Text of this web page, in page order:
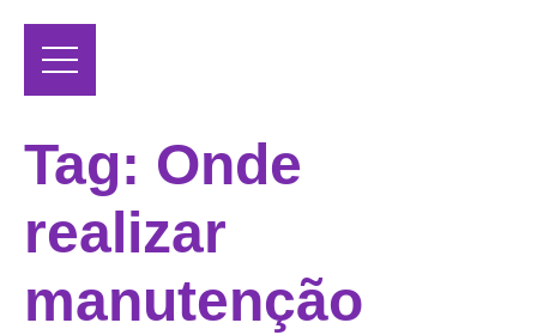
Tag: Onde
realizar
manutenção